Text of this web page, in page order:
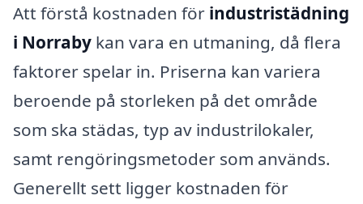
Att förstå kostnaden för industristädning
i Norraby kan vara en utmaning, då flera
faktorer spelar in. Priserna kan variera
beroende på storleken på det område
som ska städas, typ av industrilokaler,
samt rengöringsmetoder som används.
Generellt sett ligger kostnaden för